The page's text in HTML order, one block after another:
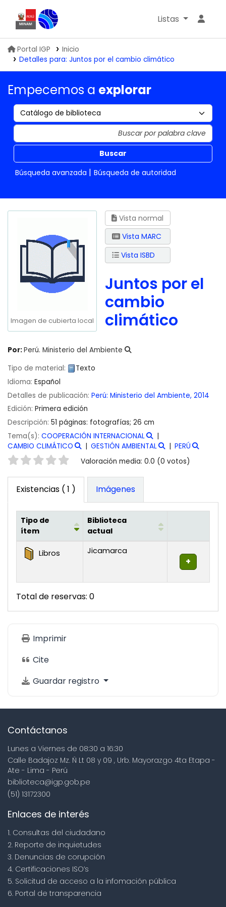
Biblioteca IGP
Listas
Portal IGP
Inicio
Detalles para: Juntos por el cambio climático
Empecemos a explorar
Buscar
Búsqueda avanzada
Búsqueda de autoridad
Imagen de cubierta local
Vista normal
Vista MARC
Vista ISBD
Juntos por el
cambio
climático
Por:Perú. Ministerio del Ambiente
Tipo de material:
Texto
Idioma: Español
Detalles de publicación: Perú: Ministerio del Ambiente, 2014
Edición: Primera edición
Descripción: 51 páginas: fotografías; 26 cm
Tema(s): COOPERACIÓN INTERNACIONAL
CAMBIO CLIMÁTICO
GESTIÓN AMBIENTAL PERÚ
Valoración Valoración media: 0.0 (0 votos)
Existencias ( 1 ) Imágenes
Existencias
Tipo de
ítem
Biblioteca
actual
Libros Jicamarca
Total de reservas: 0
Imprimir
Cite
Guardar registro
Contáctanos
Lunes a Viernes de 08:30 a 16:30
Calle Badajoz Mz. Ñ Lt 08 y 09 , Urb. Mayorazgo 4ta Etapa -
Ate - Lima - Perú
biblioteca@igp.gob.pe
(51) 13172300
Enlaces de interés
1. Consultas del ciudadano
2. Reporte de inquietudes
3. Denuncias de corupción
4. Certificaciones ISO’s
5. Solicitud de acceso a la infomación pública
6. Portal de transparencia